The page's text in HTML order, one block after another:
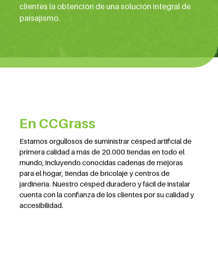
clientes la obtención de una solución integral de
paisajismo.
En CCGrass
Estamos orgullosos de suministrar césped artificial de
primera calidad a más de 20.000 tiendas en todo el
mundo, incluyendo conocidas cadenas de mejoras
para el hogar, tiendas de bricolaje y centros de
jardinería. Nuestro césped duradero y fácil de instalar
cuenta con la confianza de los clientes por su calidad y
accesibilidad.